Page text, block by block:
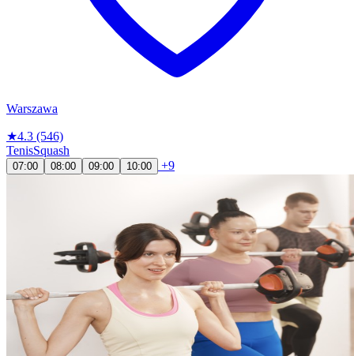
Warszawa
★4.3 (546)
TenisSquash
07:00 08:00 09:00 10:00 +9